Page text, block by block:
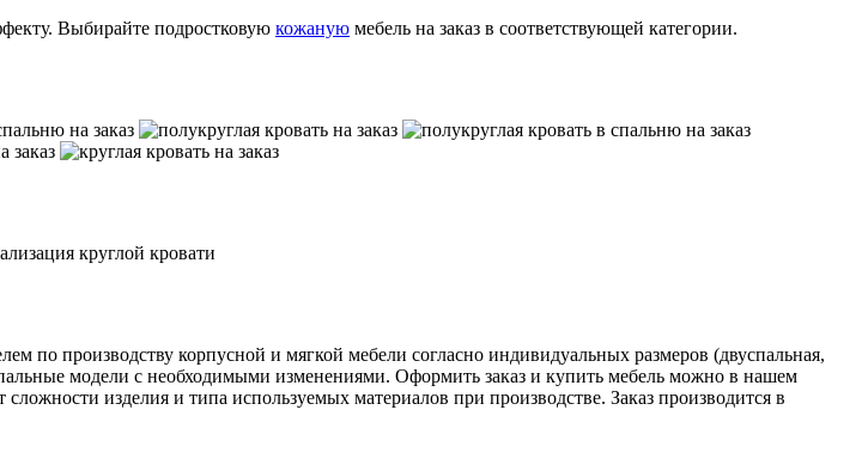
Выбирайте подростковую кожаную мебель на заказ в соответствующей категории.
по производству корпусной и мягкой мебели согласно индивидуальных размеров (двуспальная,
модели с необходимыми изменениями. Оформить заказ и купить мебель можно в нашем
изделия и типа используемых материалов при производстве. Заказ производится в